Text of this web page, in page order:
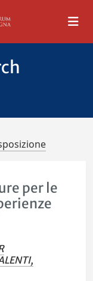
per le